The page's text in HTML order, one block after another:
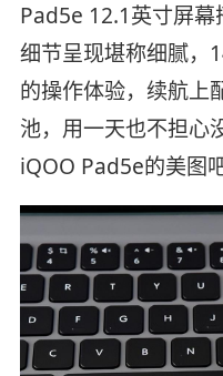
Pad5e 12.1英寸屏
细节呈现堪称细腻，
的操作体验，续航上
池，用一天也不担心
iQOO Pad5e的美图